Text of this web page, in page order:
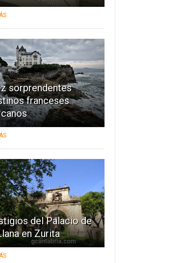
sorprendentes
franceses
del Palacio de
en Zurita